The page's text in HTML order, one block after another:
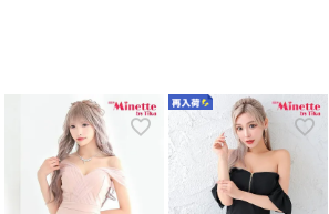
オフショルダーの気品と、ミニドレスの可愛らしさ
お店でのドレスとしてはもちろん、同伴やお出かけ
で色気も程よく演出できるのがポイント♡
まさに、男性の視線を釘付けにする一着です。
ミニドレスならではの軽やかなシルエットで、普段
から、特別な日にもぴったり。
myMinetteの
オフショルミニドレスで、彼の心をキャ